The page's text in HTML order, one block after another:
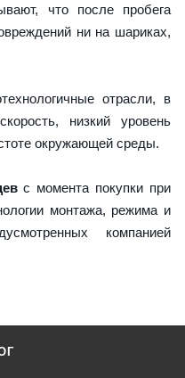
что после пробега
ни на шариках,
отрасли, в
низкий уровень
окружающей среды.
с момента покупки при
монтажа, режима и
компанией